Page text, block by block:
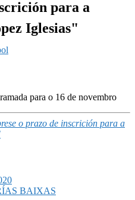
para a
Iglesias"
para o 16 de novembro
o prazo de inscrición para a
BAIXAS